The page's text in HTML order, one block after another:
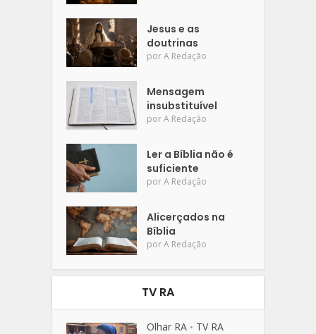
Jesus e as
doutrinas
porA Redação
Mensagem
insubstituível
porA Redação
Ler a Bíblia não é
suficiente
porA Redação
Alicerçados na
Bíblia
porA Redação
TV RA
Olhar RA • TV RA